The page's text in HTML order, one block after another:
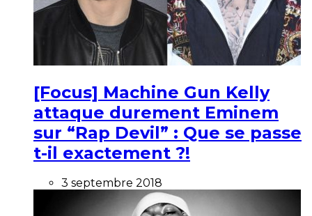
[Focus] Machine Gun Kelly
attaque durement Eminem
sur “Rap Devil” : Que se passe
t-il exactement ?!
3 septembre 2018